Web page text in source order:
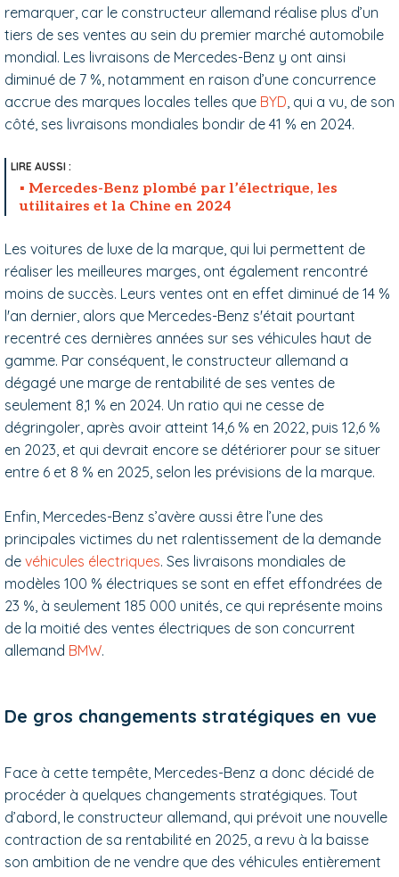
remarquer, car le constructeur allemand réalise plus d’un
tiers de ses ventes au sein du premier marché automobile
mondial. Les livraisons de Mercedes-Benz y ont ainsi
diminué de 7 %, notamment en raison d’une concurrence
accrue des marques locales telles que BYD , qui a vu, de son
côté, ses livraisons mondiales bondir de 41 % en 2024.
Mercedes-Benz plombé par l’électrique, les
utilitaires et la Chine en 2024
Les voitures de luxe de la marque, qui lui permettent de
réaliser les meilleures marges, ont également rencontré
moins de succès. Leurs ventes ont en effet diminué de 14 %
l'an dernier, alors que Mercedes-Benz s'était pourtant
recentré ces dernières années sur ses véhicules haut de
gamme. Par conséquent, le constructeur allemand a
dégagé une marge de rentabilité de ses ventes de
seulement 8,1 % en 2024. Un ratio qui ne cesse de
dégringoler, après avoir atteint 14,6 % en 2022, puis 12,6 %
en 2023, et qui devrait encore se détériorer pour se situer
entre 6 et 8 % en 2025, selon les prévisions de la marque.
Enfin, Mercedes-Benz s’avère aussi être l’une des
principales victimes du net ralentissement de la demande
de véhicules électriques. Ses livraisons mondiales de
modèles 100 % électriques se sont en effet effondrées de
23 %, à seulement 185 000 unités, ce qui représente moins
de la moitié des ventes électriques de son concurrent
allemand BMW.
De gros changements stratégiques en vue
Face à cette tempête, Mercedes-Benz a donc décidé de
procéder à quelques changements stratégiques. Tout
d’abord, le constructeur allemand, qui prévoit une nouvelle
contraction de sa rentabilité en 2025, a revu à la baisse
son ambition de ne vendre que des véhicules entièrement